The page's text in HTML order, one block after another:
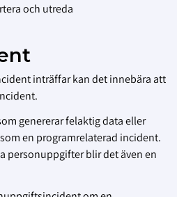
och utreda
inträffar kan det innebära att
genererar felaktig data eller
en programrelaterad incident.
personuppgifter blir det även en